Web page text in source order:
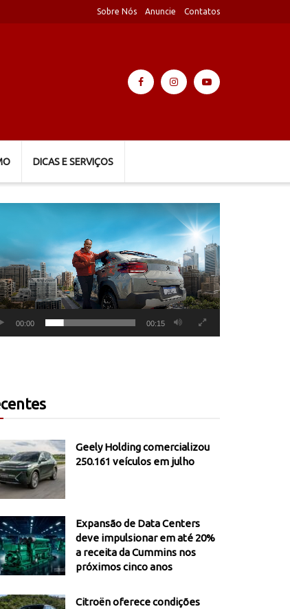
Sobre Nós Anuncie Contatos
DICAS E SERVIÇOS
00:00 00:15
Geely Holding comercializou
250.161 veículos em julho
Expansão de Data Centers
deve impulsionar em até 20%
a receita da Cummins nos
próximos cinco anos
Citroën oferece condições